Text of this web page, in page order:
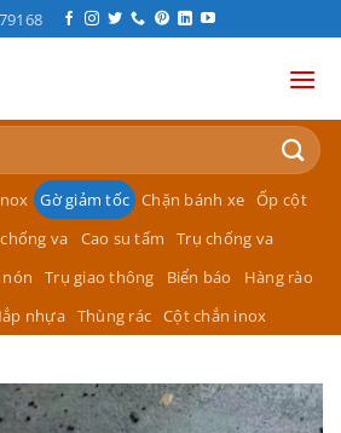
Gờ giảm tốc Chặn bánh xe Ốp cột
va Cao su tấm
Trụ chống va
Trụ giao thông Biển báo
Hàng rào
nhựa Thùng rác Cột chắn inox